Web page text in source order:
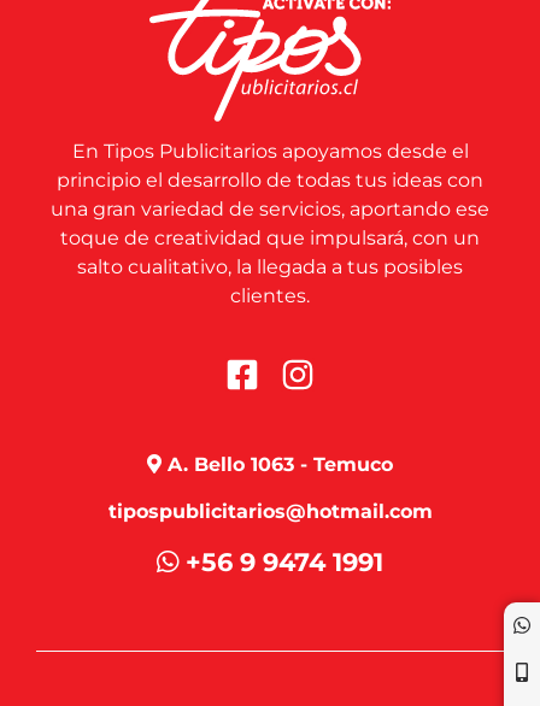
En Tipos Publicitarios apoyamos desde el
principio el desarrollo de todas tus ideas con
una gran variedad de servicios, aportando ese
toque de creatividad que impulsará, con un
salto cualitativo, la llegada a tus posibles
clientes.
A. Bello 1063 - Temuco
tipospublicitarios@hotmail.com
+56 9 9474 1991